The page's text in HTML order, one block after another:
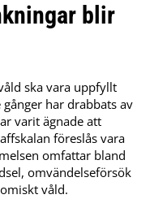
blir
ska vara uppfyllt
har drabbats av
varit ägnade att
föreslås vara
omfattar bland
omvändelseförsök
våld.